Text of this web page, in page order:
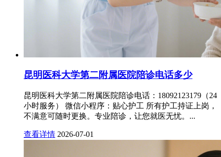
昆明医科大学第二附属医院陪诊电话多少
昆明医科大学第二附属医院陪诊电话：18092123179（24
小时服务） 微信小程序：贴心护工 所有护工持证上岗，
不满意可随时更换。专业陪诊，让您就医无忧。...
查看详情 2026-07-01